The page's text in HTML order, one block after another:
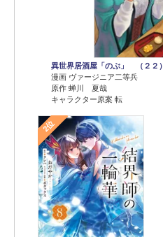
異世界居酒屋「のぶ」 （２２）
漫画 ヴァージニア二等兵
原作 蝉川 夏哉
キャラクター原案 転
2位